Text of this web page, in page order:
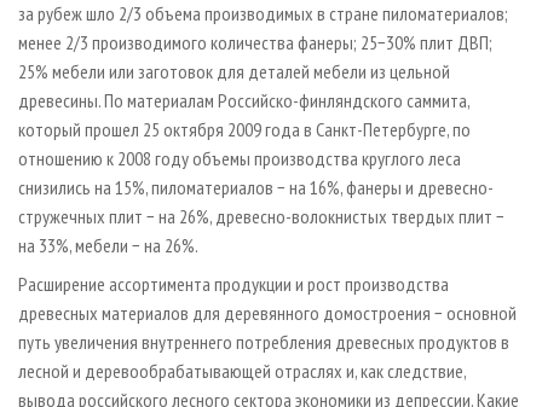
за рубеж шло 2/3 объема производимых в стране пиломатериалов;
менее 2/3 производимого количества фанеры; 25−30% плит ДВП;
25% мебели или заготовок для деталей мебели из цельной
древесины. По материалам Российско-финляндского саммита,
который прошел 25 октября 2009 года в Санкт-Петербурге, по
отношению к 2008 году объемы производства круглого леса
снизились на 15%, пиломатериалов − на 16%, фанеры и древесно-
стружечных плит − на 26%, древесно-волокнистых твердых плит −
на 33%, мебели − на 26%.
Расширение ассортимента продукции и рост производства
древесных материалов для деревянного домостроения − основной
путь увеличения внутреннего потребления древесных продуктов в
лесной и деревообрабатывающей отраслях и, как следствие,
вывода российского лесного сектора экономики из депрессии. Какие